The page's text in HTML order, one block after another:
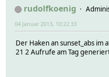
rudolfkoenig
04 Januar 2013, 10:22:33
Der Haken an sunset_abs im
21 2 Aufrufe am Tag